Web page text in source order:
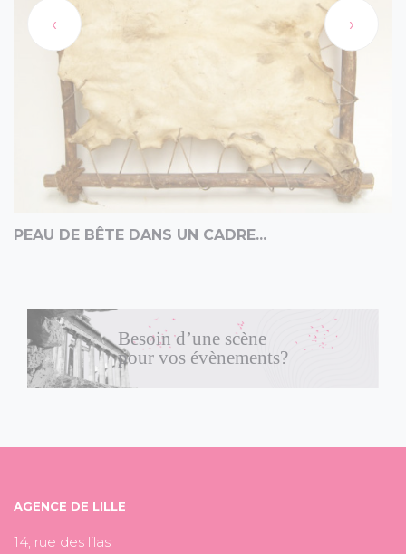
PEAU DE BÊTE DANS UN CADRE...
‹ ›
Besoin d’une scène
pour vos évènements?
AGENCE DE LILLE
14, rue des lilas